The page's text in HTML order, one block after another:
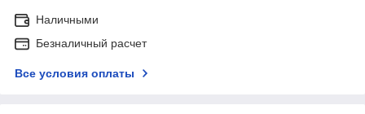
Наличными
Безналичный расчет
Все условия оплаты